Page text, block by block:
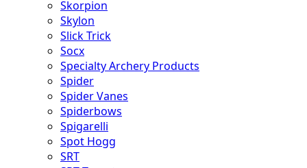
Skorpion
Skylon
Slick Trick
Socx
Specialty Archery Products
Spider
Spider Vanes
Spiderbows
Spigarelli
Spot Hogg
SRT